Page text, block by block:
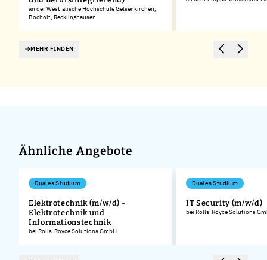
an der Westfälische Hochschule Gelsenkirchen,
Bocholt, Recklinghausen
MEHR FINDEN
Ähnliche Angebote
Duales Studium
Elektrotechnik (m/w/d) -
Elektrotechnik und
Informationstechnik
bei Rolls-Royce Solutions GmbH
Duales Studium
IT Security (m/w/d)
bei Rolls-Royce Solutions